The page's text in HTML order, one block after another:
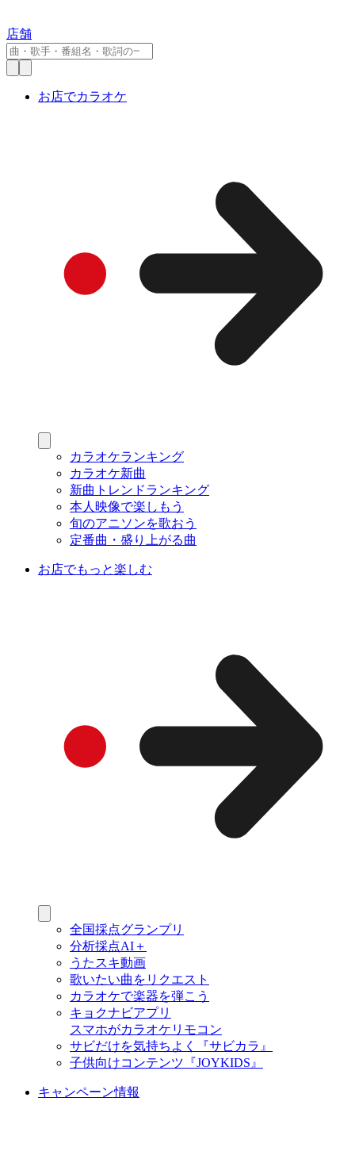
店舗
お店でカラオケ
カラオケランキング
カラオケ新曲
新曲トレンドランキング
本人映像で楽しもう
旬のアニソンを歌おう
定番曲・盛り上がる曲
お店でもっと楽しむ
全国採点グランプリ
分析採点AI＋
うたスキ動画
歌いたい曲をリクエスト
カラオケで楽器を弾こう
キョクナビアプリ
スマホがカラオケリモコン
サビだけを気持ちよく『サビカラ』
子供向けコンテンツ『JOYKIDS』
キャンペーン情報